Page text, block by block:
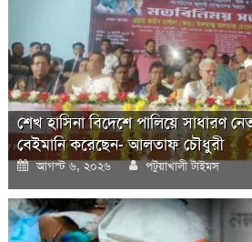
শেখ হাসিনা বিদেশে পালিয়ে সাধারণ
বেইমানি করেছেন- আলতাফ চৌধুরী
Posted
on
আগস্ট ৬, ২০২৬ Author
পটুয়াখালী টাইমস